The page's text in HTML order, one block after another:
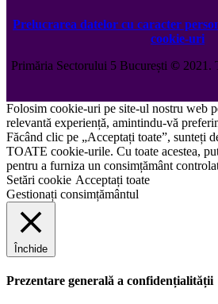
Prelucrarea datelor cu caracter
cookie-uri
Primăria Sectorului 5 București ©️2021.
Folosim cookie-uri pe site-ul nostru web
relevantă experiență, amintindu-vă
Făcând clic pe „Acceptați toate”, sunteți
TOATE cookie-urile. Cu toate acestea,
pentru a furniza un consimțământ
Setări cookie Acceptați toate
Gestionați consimțământul
Închide
Prezentare generală a confidențialității